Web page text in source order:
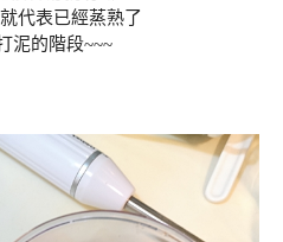
代表已經蒸熟了
泥的階段~~~